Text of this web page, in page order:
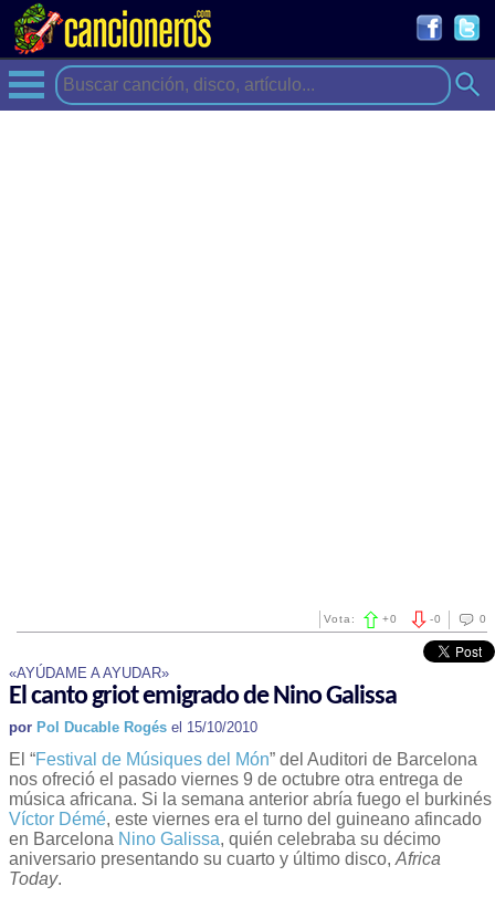
0
-0
Vota: +0
«AYÚDAME A AYUDAR»
El canto griot emigrado de Nino Galissa
por Pol Ducable Rogés el 15/10/2010
El “Festival de Músiques del Món” del Auditori de Barcelona
nos ofreció el pasado viernes 9 de octubre otra entrega de
música africana. Si la semana anterior abría fuego el burkinés
Víctor Démé, este viernes era el turno del guineano afincado
en Barcelona Nino Galissa, quién celebraba su décimo
aniversario presentando su cuarto y último disco, Africa
Today.